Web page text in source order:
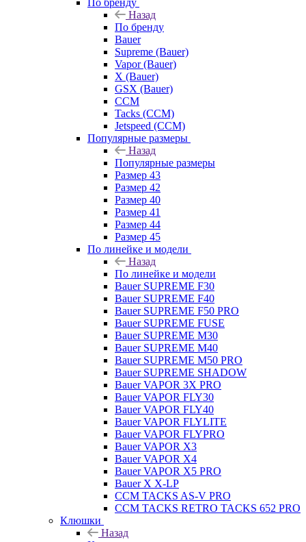
По бренду
Назад
По бренду
Bauer
Supreme (Bauer)
Vapor (Bauer)
X (Bauer)
GSX (Bauer)
CCM
Tacks (CCM)
Jetspeed (CCM)
Популярные размеры
Назад
Популярные размеры
Размер 43
Размер 42
Размер 40
Размер 41
Размер 44
Размер 45
По линейке и модели
Назад
По линейке и модели
Bauer SUPREME F30
Bauer SUPREME F40
Bauer SUPREME F50 PRO
Bauer SUPREME FUSE
Bauer SUPREME M30
Bauer SUPREME M40
Bauer SUPREME M50 PRO
Bauer SUPREME SHADOW
Bauer VAPOR 3X PRO
Bauer VAPOR FLY30
Bauer VAPOR FLY40
Bauer VAPOR FLYLITE
Bauer VAPOR FLYPRO
Bauer VAPOR X3
Bauer VAPOR X4
Bauer VAPOR X5 PRO
Bauer X X-LP
CCM TACKS AS-V PRO
CCM TACKS RETRO TACKS 652 PRO
Клюшки
Назад